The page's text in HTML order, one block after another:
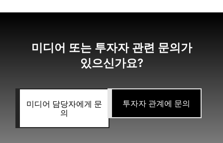
미디어 또는 투자자 관련 문의가
있으신가요?
미디어 담당자에게 문
의
투자자 관계에 문의